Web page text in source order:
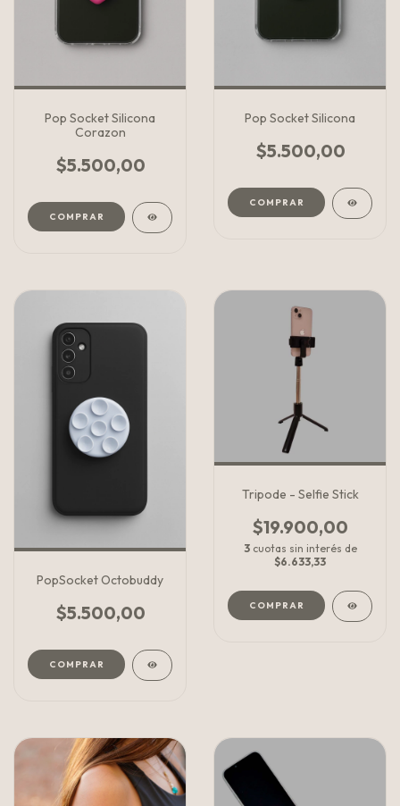
Pop Socket Silicona
Corazon
$5.500,00
COMPRAR
Pop Socket Silicona
$5.500,00
COMPRAR
PopSocket Octobuddy
$5.500,00
COMPRAR
Tripode - Selfie Stick
$19.900,00
3 cuotas sin interés de
$6.633,33